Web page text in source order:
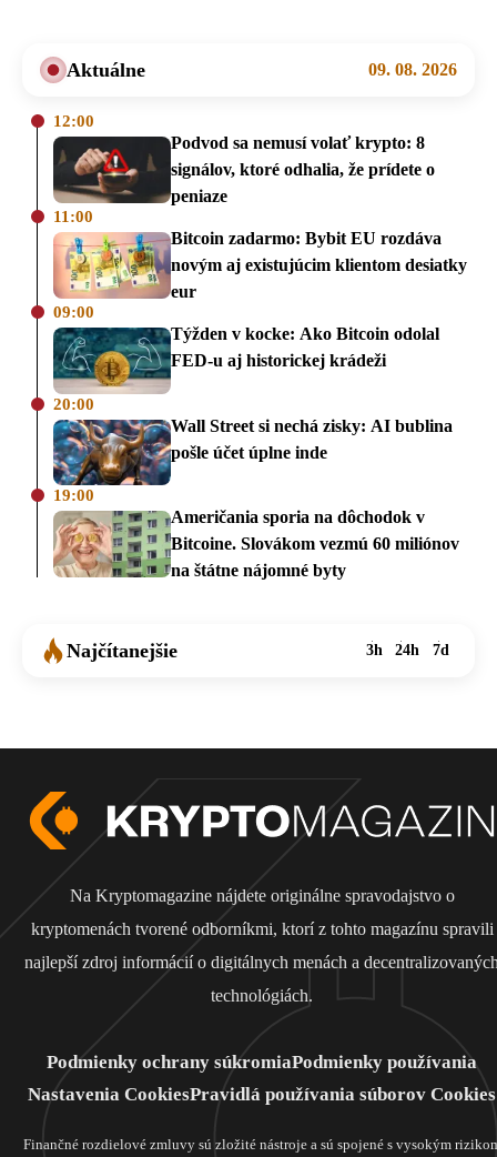
Aktuálne 09. 08. 2026
12:00
Podvod sa nemusí volať krypto: 8
signálov, ktoré odhalia, že prídete o
peniaze
11:00
Bitcoin zadarmo: Bybit EU rozdáva
novým aj existujúcim klientom desiatky
eur
09:00
Týžden v kocke: Ako Bitcoin odolal
FED-u aj historickej krádeži
20:00
Wall Street si nechá zisky: AI bublina
pošle účet úplne inde
19:00
Američania sporia na dôchodok v
Bitcoine. Slovákom vezmú 60 miliónov
na štátne nájomné byty
Najčítanejšie 3h 24h 7d
Na Kryptomagazine nájdete originálne spravodajstvo o
kryptomenách tvorené odborníkmi, ktorí z tohto magazínu spravili
najlepší zdroj informácií o digitálnych menách a
technológiách.
Podmienky ochrany súkromiaPodmienky používania
Nastavenia CookiesPravidlá používania súborov Cookies
Finančné rozdielové zmluvy sú zložité nástroje a sú spojené s vysokým